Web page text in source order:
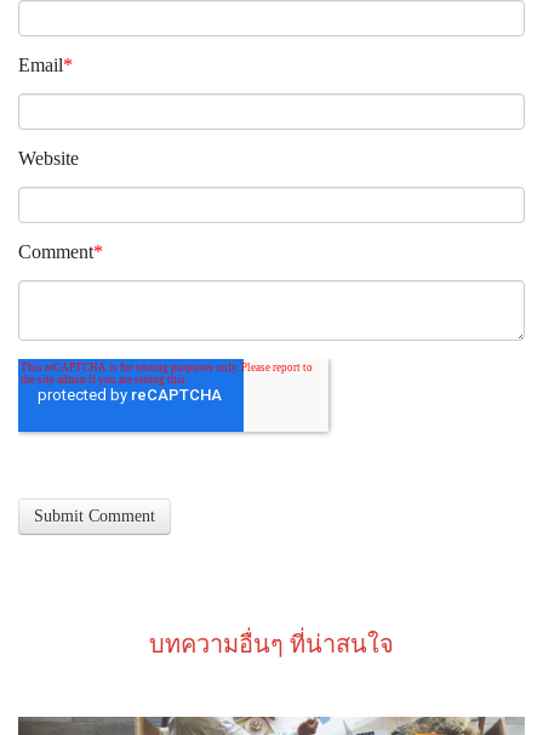
Email*
Website
Comment*
บทความอื่นๆ ที่น่าสนใจ